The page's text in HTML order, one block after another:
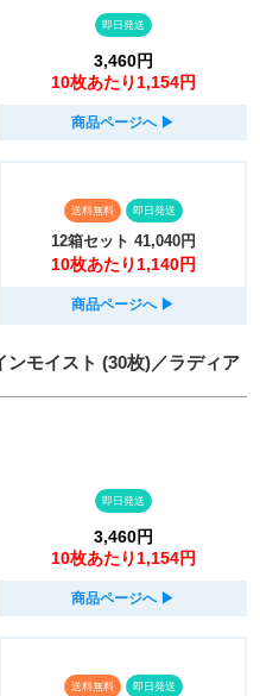
即日発送
3,460円
10枚あたり1,154円
商品ページへ ▶︎
送料無料 即日発送
12箱セット 41,040円
10枚あたり1,140円
商品ページへ ▶︎
ンモイスト (30枚)／ラディア
即日発送
3,460円
10枚あたり1,154円
商品ページへ ▶︎
送料無料 即日発送